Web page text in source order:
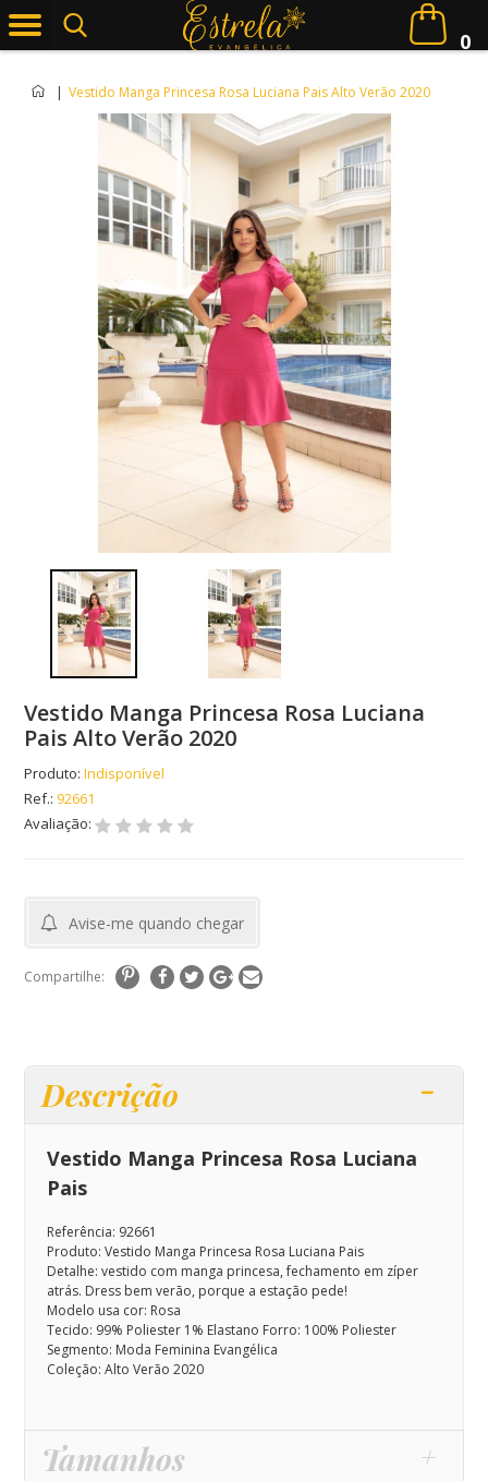
0
| Vestido Manga Princesa Rosa Luciana Pais Alto Verão 2020
Vestido Manga Princesa Rosa Luciana
Pais Alto Verão 2020
Produto: Indisponível
Ref.:92661
Avaliação:
Avise-me quando chegar
Compartilhe:
Descrição
Vestido Manga Princesa Rosa Luciana
Pais
Referência: 92661
Produto: Vestido Manga Princesa Rosa Luciana Pais
Detalhe: vestido com manga princesa, fechamento em zíper
atrás. Dress bem verão, porque a estação pede!
Modelo usa cor: Rosa
Tecido: 99% Poliester 1% Elastano Forro: 100% Poliester
Segmento: Moda Feminina Evangélica
Coleção: Alto Verão 2020
Tamanhos